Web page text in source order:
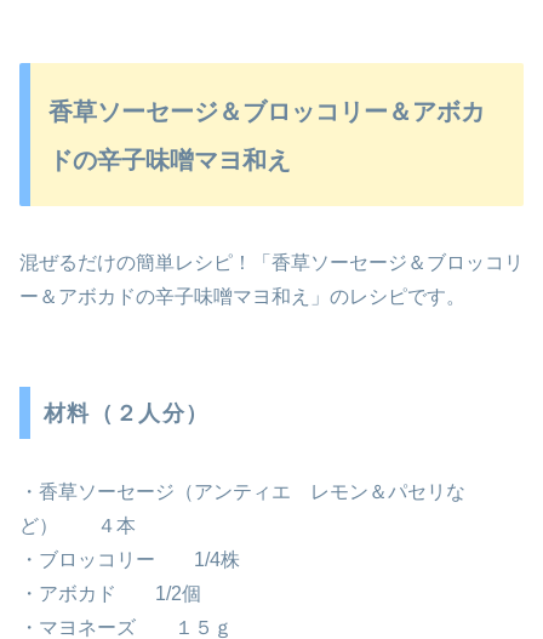
香草ソーセージ＆ブロッコリー＆アボカ
ドの辛子味噌マヨ和え
混ぜるだけの簡単レシピ！「香草ソーセージ＆ブロッコリ
ー＆アボカドの辛子味噌マヨ和え」のレシピです。
材料（２人分）
・香草ソーセージ（アンティエ レモン＆パセリな
ど） ４本
・ブロッコリー 1/4株
・アボカド 1/2個
・マヨネーズ １５ｇ